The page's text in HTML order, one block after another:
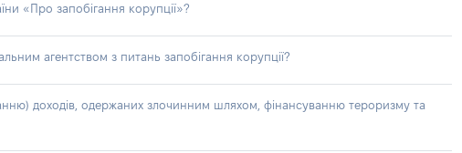
«Про запобігання корупції»?
агентством з питань запобігання корупції?
доходів, одержаних злочинним шляхом, фінансуванню тероризму та